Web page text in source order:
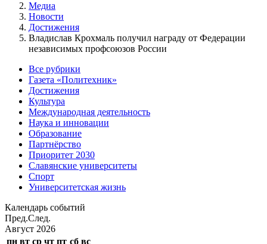
Медиа
Новости
Достижения
Владислав Крохмаль получил награду от Федерации
независимых профсоюзов России
Все рубрики
Газета «Политехник»
Достижения
Культура
Международная деятельность
Наука и инновации
Образование
Партнёрство
Приоритет 2030
Славянские университеты
Спорт
Университетская жизнь
Календарь событий
Пред.След.
Август 2026
пн вт ср чт пт сб вс